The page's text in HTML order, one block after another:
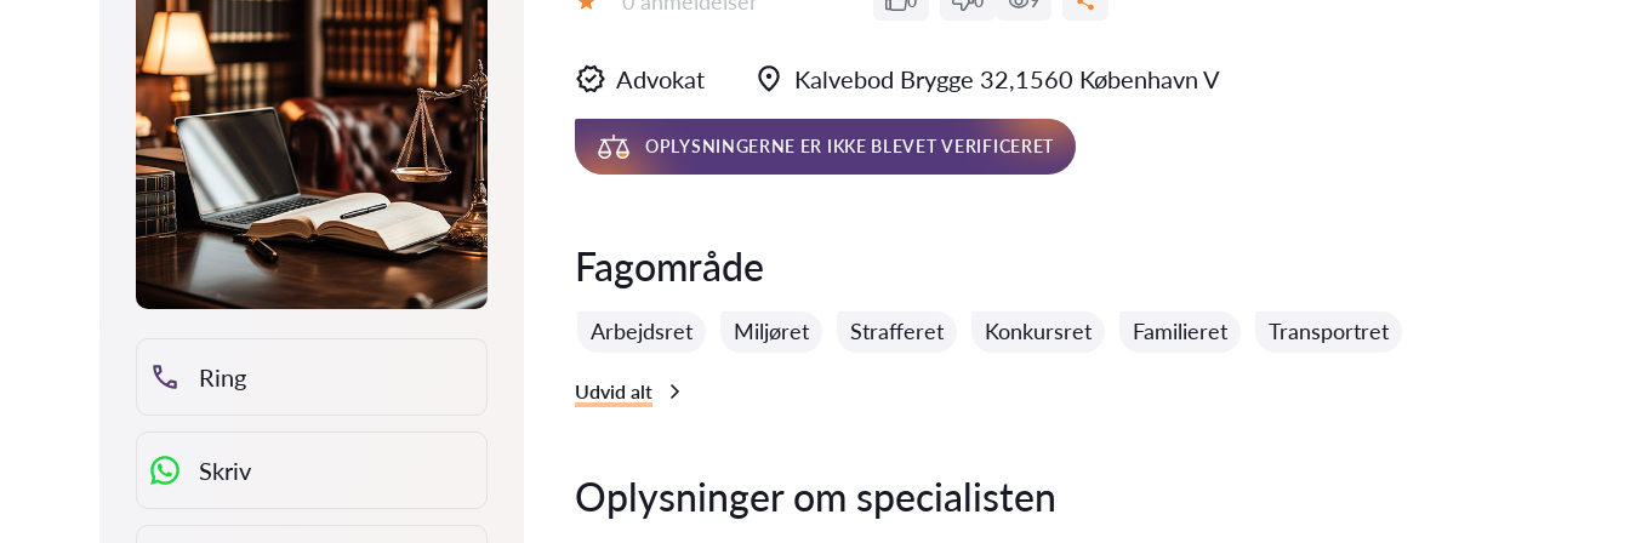
Ring
Skriv
Advokat Kalvebod Brygge 32,1560 København V
OPLYSNINGERNE ER IKKE BLEVET VERIFICERET
Fagområde
Arbejdsret Miljøret Strafferet Konkursret Familieret Transportret
Udvid alt
Oplysninger om specialisten